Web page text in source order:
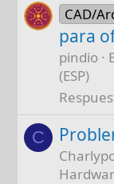
CAD/
para
pindio
(ESP)
C